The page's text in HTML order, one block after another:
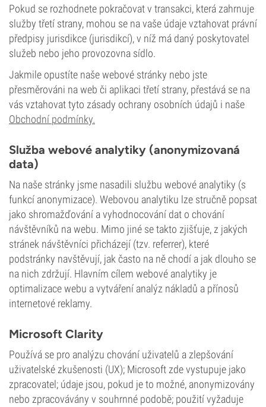
Pokud se rozhodnete pokračovat v transakci, která zahrnuje
služby třetí strany, mohou se na vaše údaje vztahovat právní
předpisy jurisdikce (jurisdikcí), v níž má daný poskytovatel
služeb nebo jeho provozovna sídlo.
Jakmile opustíte naše webové stránky nebo jste
přesměrováni na web či aplikaci třetí strany, přestává se na
vás vztahovat tyto zásady ochrany osobních údajů i naše
Obchodní podmínky.
Služba webové analytiky (anonymizovaná
data)
Na naše stránky jsme nasadili službu webové analytiky (s
funkcí anonymizace). Webovou analytiku lze stručně popsat
jako shromažďování a vyhodnocování dat o chování
návštěvníků na webu. Mimo jiné se takto zjišťuje, z jakých
stránek návštěvníci přicházejí (tzv. referrer), které
podstránky navštěvují, jak často na ně chodí a jak dlouho se
na nich zdržují. Hlavním cílem webové analytiky je
optimalizace webu a vytváření analýz nákladů a přínosů
internetové reklamy.
Microsoft Clarity
Používá se pro analýzu chování uživatelů a zlepšování
uživatelské zkušenosti (UX); Microsoft zde vystupuje jako
zpracovatel; údaje jsou, pokud je to možné, anonymizovány
nebo zpracovávány v souhrnné podobě; použití vyžaduje